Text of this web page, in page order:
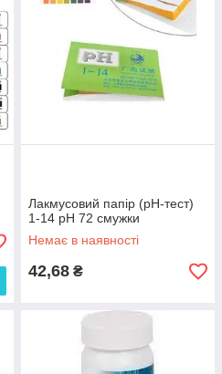
Лакмусовий папір (рН-тест)
1-14 рН 72 смужки
Немає в наявності
42,68 ₴